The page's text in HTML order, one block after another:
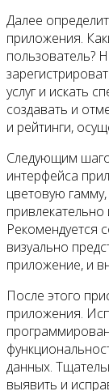
Далее
приложения.
пользователь?
услуг и искать
создавать и
и рейтинги,
Следующим
интерфейса
цветовую
Рекомендуется
визуально
приложение, и
После этого
приложения.
данных.
выявить и